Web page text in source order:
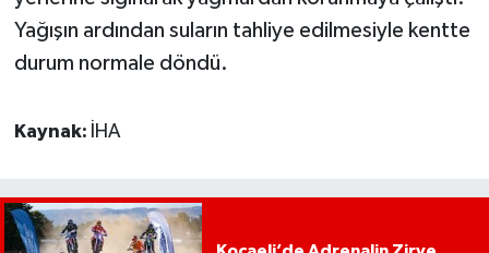
Yağışın ardından suların tahliye edilmesiyle kentte
durum normale döndü.
Kaynak: İHA